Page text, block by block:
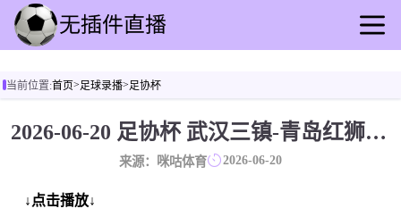
足球直播
足球快讯
当前位置:首页>足球录播>足协杯
2026-06-20 足协杯 武汉三镇-青岛红狮 录像[咪咕体育]
来源：咪咕体育 2026-06-20
↓点击播放↓